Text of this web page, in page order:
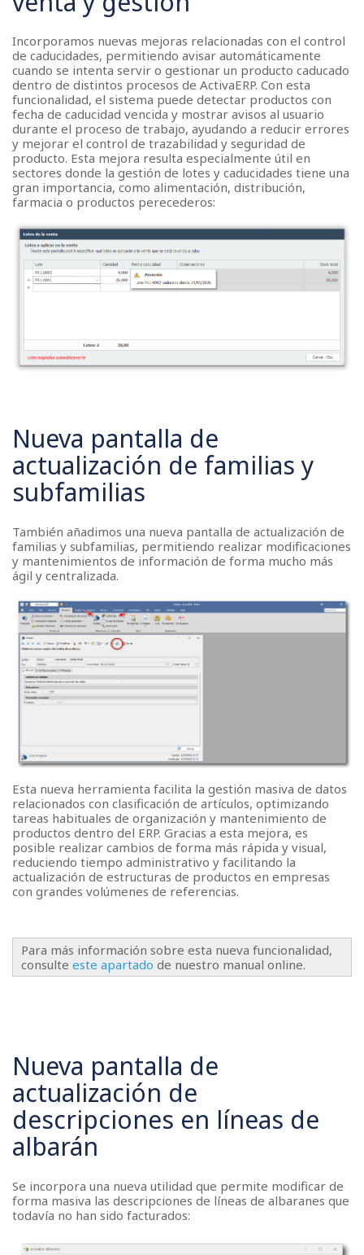
Incorporamos nuevas mejoras relacionadas con el control
de caducidades, permitiendo avisar automáticamente
cuando se intenta servir o gestionar un producto caducado
dentro de distintos procesos de ActivaERP. Con esta
funcionalidad, el sistema puede detectar productos con
fecha de caducidad vencida y mostrar avisos al usuario
durante el proceso de trabajo, ayudando a reducir errores
y mejorar el control de trazabilidad y seguridad de
producto. Esta mejora resulta especialmente útil en
sectores donde la gestión de lotes y caducidades tiene una
gran importancia, como alimentación, distribución,
farmacia o productos perecederos:
Nueva pantalla de
actualización de familias y
subfamilias
También añadimos una nueva pantalla de actualización de
familias y subfamilias, permitiendo realizar modificaciones
y mantenimientos de información de forma mucho más
ágil y centralizada.
Esta nueva herramienta facilita la gestión masiva de datos
relacionados con clasificación de artículos, optimizando
tareas habituales de organización y mantenimiento de
productos dentro del ERP. Gracias a esta mejora, es
posible realizar cambios de forma más rápida y visual,
reduciendo tiempo administrativo y facilitando la
actualización de estructuras de productos en empresas
con grandes volúmenes de referencias.
Para más información sobre esta nueva funcionalidad,
consulte este apartado de nuestro manual online.
Nueva pantalla de
actualización de
descripciones en líneas de
albarán
Se incorpora una nueva utilidad que permite modificar de
forma masiva las descripciones de líneas de albaranes que
todavía no han sido facturados: